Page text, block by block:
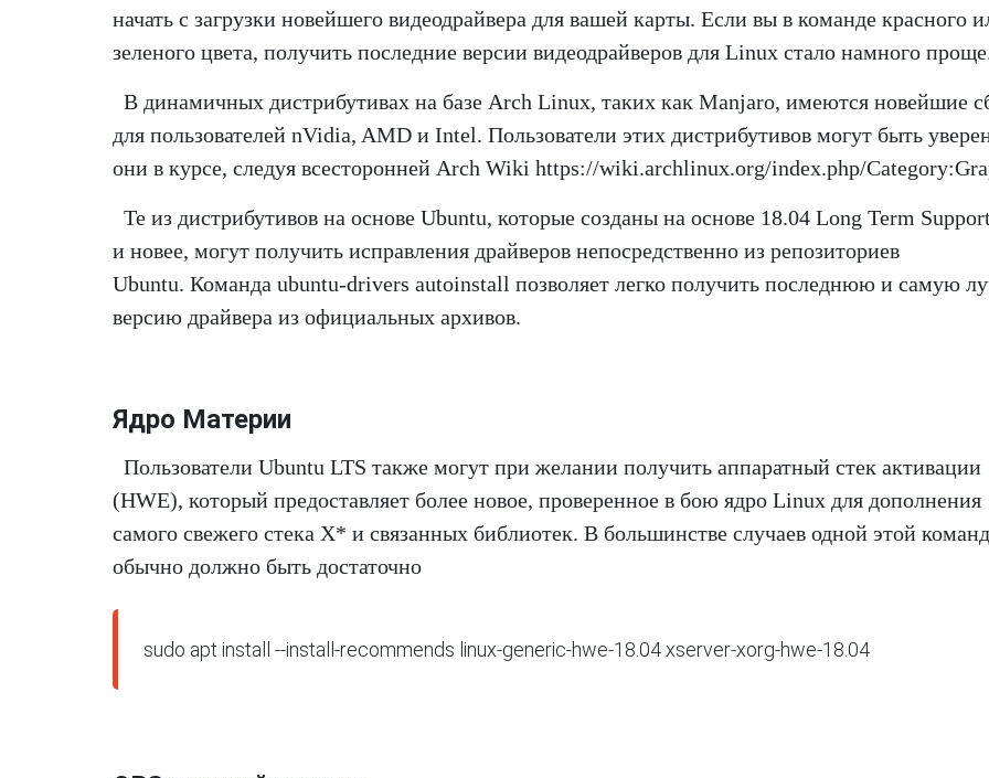
начать с загрузки новейшего видеодрайвера для вашей карты. Если вы в команде красного
зеленого цвета, получить последние версии видеодрайверов для Linux стало намного
В динамичных дистрибутивах на базе Arch Linux, таких как Manjaro, имеются новейшие
для пользователей nVidia, AMD и Intel. Пользователи этих дистрибутивов могут быть
они в курсе, следуя всесторонней Arch Wiki https://wiki.archlinux.org/index.php/
Те из дистрибутивов на основе Ubuntu, которые созданы на основе 18.04 Long Term
и новее, могут получить исправления драйверов непосредственно из репозиториев
Ubuntu. Команда ubuntu-drivers autoinstall позволяет легко получить последнюю и самую
версию драйвера из официальных архивов.
Ядро Материи
Пользователи Ubuntu LTS также могут при желании получить аппаратный стек активации
(HWE), который предоставляет более новое, проверенное в бою ядро Linux для дополнения
самого свежего стека X* и связанных библиотек. В большинстве случаев одной этой
обычно должно быть достаточно
sudo apt install --install-recommends linux-generic-hwe-18.04 xserver-xorg-hwe-18.04